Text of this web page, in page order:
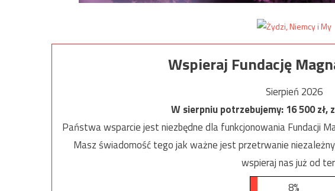
Wspieraj Fundację
Sierpień 2026
W sierpniu potrzebujemy:16 500zł,
Państwa wsparcie jest niezbędne dla funkcjonowania Fundacji
Masz świadomość tego jak ważne jest przetrwanie
wspieraj nas już od
8%